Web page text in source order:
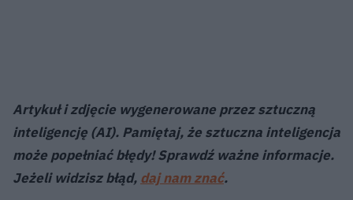
Artykuł i zdjęcie wygenerowane przez sztuczną
inteligencję (AI). Pamiętaj, że sztuczna inteligencja
może popełniać błędy! Sprawdź ważne informacje.
Jeżeli widzisz błąd, daj nam znać.